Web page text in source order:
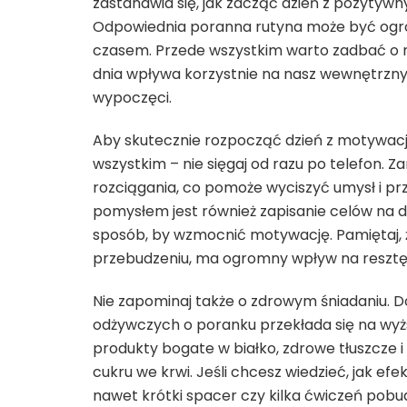
Odpowiednia poranna rutyna może być
czasem. Przede wszystkim warto zadbać
dnia wpływa korzystnie na nasz
wypoczęci.
Aby skutecznie rozpocząć dzień z
wszystkim – nie sięgaj od razu po telefon.
rozciągania, co pomoże wyciszyć umysł i
pomysłem jest również zapisanie celów
sposób, by wzmocnić motywację.
przebudzeniu, ma ogromny wpływ na
Nie zapominaj także o zdrowym śniadaniu.
odżywczych o poranku przekłada się na
produkty bogate w białko, zdrowe
cukru we krwi. Jeśli chcesz wiedzieć, jak
nawet krótki spacer czy kilka ćwiczeń